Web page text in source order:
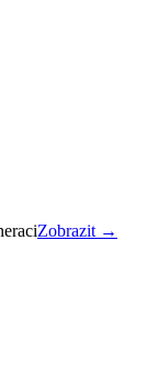
Zobrazit →